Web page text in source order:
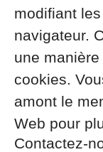
modifiant
navigateur.
une
cookies.
amont le
Web pour
Contactez-